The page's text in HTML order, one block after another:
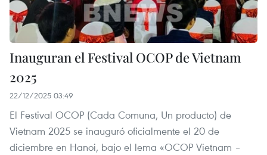
Inauguran el Festival OCOP de Vietnam
2025
22/12/2025 03:49
El Festival OCOP (Cada Comuna, Un producto) de
Vietnam 2025 se inauguró oficialmente el 20 de
diciembre en Hanoi, bajo el lema «OCOP Vietnam –